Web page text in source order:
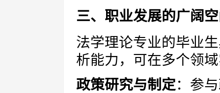
三、职业发展的广阔
法学理论专业的毕业
析能力，可在多个领
政策研究与制定：参